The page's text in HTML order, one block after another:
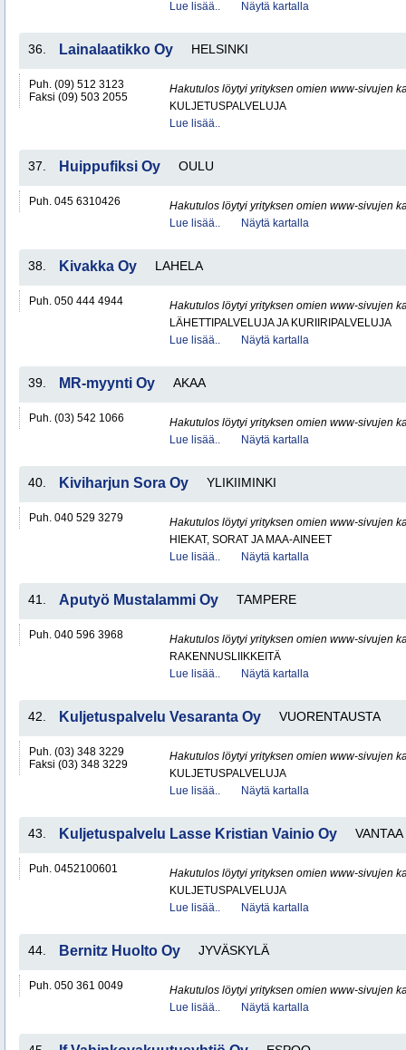
Lue lisää..
Näytä kartalla
36. Lainalaatikko Oy HELSINKI
Puh. (09) 512 3123
Faksi (09) 503 2055
Hakutulos löytyi yrityksen omien www-sivujen
KULJETUSPALVELUJA
Lue lisää..
37. Huippufiksi Oy OULU
Puh. 045 6310426
Hakutulos löytyi yrityksen omien www-sivujen
Lue lisää..
Näytä kartalla
38. Kivakka Oy LAHELA
Puh. 050 444 4944
Hakutulos löytyi yrityksen omien www-sivujen
LÄHETTIPALVELUJA JA KURIIRIPALVELUJA
Lue lisää..
Näytä kartalla
39. MR-myynti Oy AKAA
Puh. (03) 542 1066
Hakutulos löytyi yrityksen omien www-sivujen
Lue lisää..
Näytä kartalla
40. Kiviharjun Sora Oy YLIKIIMINKI
Puh. 040 529 3279
Hakutulos löytyi yrityksen omien www-sivujen
HIEKAT, SORAT JA MAA-AINEET
Lue lisää..
Näytä kartalla
41. Aputyö Mustalammi Oy TAMPERE
Puh. 040 596 3968
Hakutulos löytyi yrityksen omien www-sivujen
RAKENNUSLIIKKEITÄ
Lue lisää..
Näytä kartalla
42. Kuljetuspalvelu Vesaranta Oy VUORENTAUSTA
Puh. (03) 348 3229
Faksi (03) 348 3229
Hakutulos löytyi yrityksen omien www-sivujen
KULJETUSPALVELUJA
Lue lisää..
Näytä kartalla
43. Kuljetuspalvelu Lasse Kristian Vainio Oy VANTAA
Puh. 0452100601
Hakutulos löytyi yrityksen omien www-sivujen
KULJETUSPALVELUJA
Lue lisää..
Näytä kartalla
44. Bernitz Huolto Oy JYVÄSKYLÄ
Puh. 050 361 0049
Hakutulos löytyi yrityksen omien www-sivujen
Lue lisää..
Näytä kartalla